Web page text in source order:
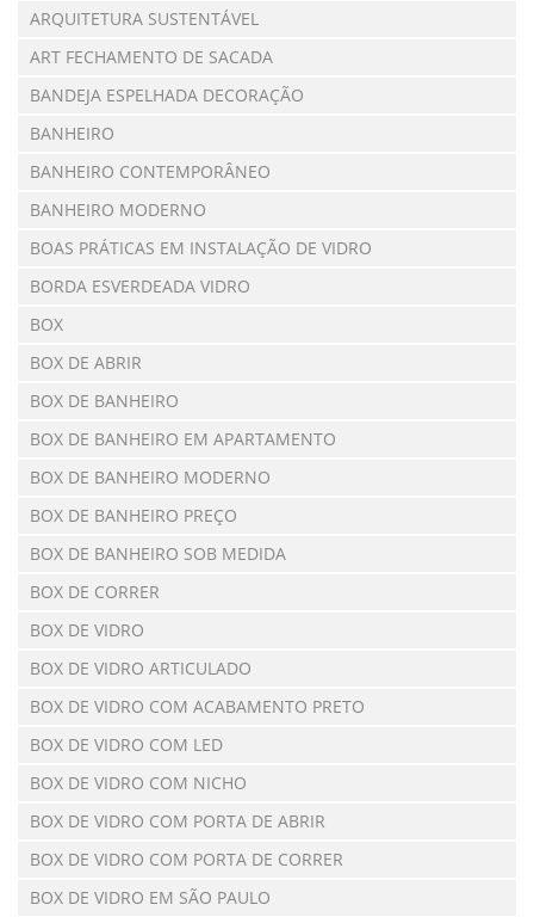
ARQUITETURA SUSTENTÁVEL
ART FECHAMENTO DE SACADA
BANDEJA ESPELHADA DECORAÇÃO
BANHEIRO
BANHEIRO CONTEMPORÂNEO
BANHEIRO MODERNO
BOAS PRÁTICAS EM INSTALAÇÃO DE VIDRO
BORDA ESVERDEADA VIDRO
BOX
BOX DE ABRIR
BOX DE BANHEIRO
BOX DE BANHEIRO EM APARTAMENTO
BOX DE BANHEIRO MODERNO
BOX DE BANHEIRO PREÇO
BOX DE BANHEIRO SOB MEDIDA
BOX DE CORRER
BOX DE VIDRO
BOX DE VIDRO ARTICULADO
BOX DE VIDRO COM ACABAMENTO PRETO
BOX DE VIDRO COM LED
BOX DE VIDRO COM NICHO
BOX DE VIDRO COM PORTA DE ABRIR
BOX DE VIDRO COM PORTA DE CORRER
BOX DE VIDRO EM SÃO PAULO